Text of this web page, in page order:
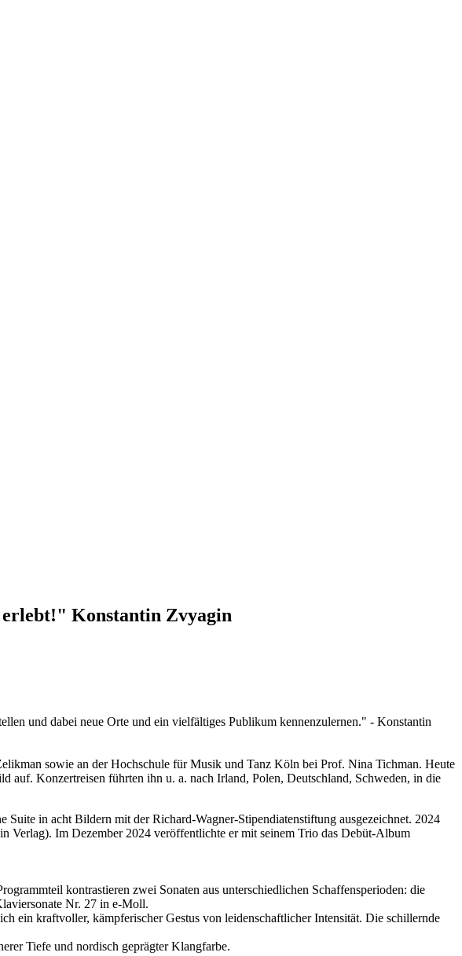
erlebt!" Konstantin Zvyagin
und dabei neue Orte und ein vielfältiges Publikum kennenzulernen." - Konstantin
sowie an der Hochschule für Musik und Tanz Köln bei Prof. Nina Tichman. Heute
auf. Konzertreisen führten ihn u. a. nach Irland, Polen, Deutschland, Schweden, in die
in acht Bildern mit der Richard-Wagner-Stipendiatenstiftung ausgezeichnet. 2024
Verlag). Im Dezember 2024 veröffentlichte er mit seinem Trio das Debüt-Album
kontrastieren zwei Sonaten aus unterschiedlichen Schaffensperioden: die
Nr. 27 in e-Moll.
ein kraftvoller, kämpferischer Gestus von leidenschaftlicher Intensität. Die schillernde
Tiefe und nordisch geprägter Klangfarbe.